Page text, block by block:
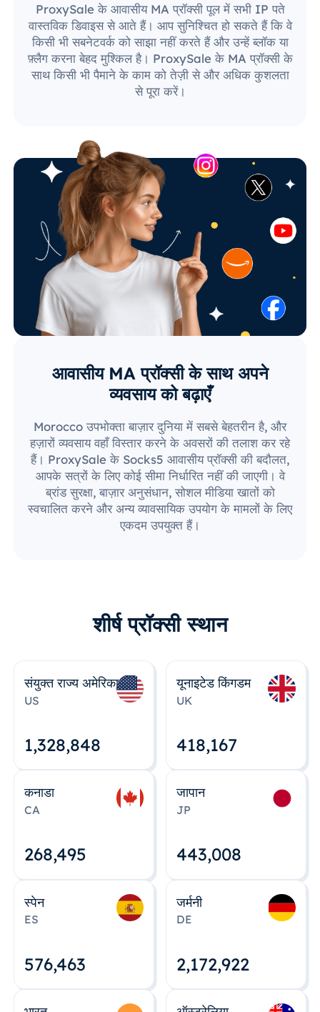
ProxySale के आवासीय MA प्रॉक्सी पूल में सभी IP पते
वास्तविक डिवाइस से आते हैं। आप सुनिश्चित हो सकते हैं कि वे
किसी भी सबनेटवर्क को साझा नहीं करते हैं और उन्हें ब्लॉक या
फ़्लैग करना बेहद मुश्किल है। ProxySale के MA प्रॉक्सी के
साथ किसी भी पैमाने के काम को तेज़ी से और अधिक कुशलता
से पूरा करें।
आवासीय MA प्रॉक्सी के साथ अपने
व्यवसाय को बढ़ाएँ
Morocco उपभोक्ता बाज़ार दुनिया में सबसे बेहतरीन है, और
हज़ारों व्यवसाय वहाँ विस्तार करने के अवसरों की तलाश कर रहे
हैं। ProxySale के Socks5 आवासीय प्रॉक्सी की बदौलत,
आपके सत्रों के लिए कोई सीमा निर्धारित नहीं की जाएगी। वे
ब्रांड सुरक्षा, बाज़ार अनुसंधान, सोशल मीडिया खातों को
स्वचालित करने और अन्य व्यावसायिक उपयोग के मामलों के लिए
एकदम उपयुक्त हैं।
शीर्ष प्रॉक्सी स्थान
संयुक्त राज्य अमेरिका
US
1,328,848
यूनाइटेड किंगडम
UK
418,167
कनाडा
CA
268,495
जापान
JP
443,008
स्पेन
ES
576,463
जर्मनी
DE
2,172,922